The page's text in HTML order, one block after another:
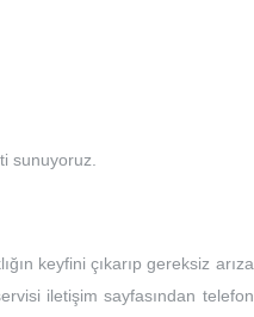
sunuyoruz.
keyfini çıkarıp gereksiz arıza
iletişim sayfasından telefon